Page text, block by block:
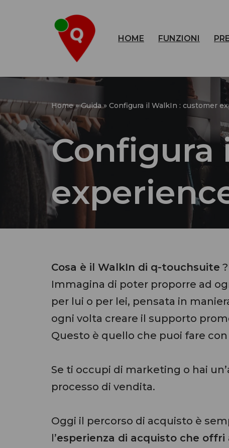
HOME FUNZIONI
Home»Guida» Configura il WalkIn : customer
Configura
Cosa è il WalkIn di q-touchsuite ?
Immagina di poter proporre ad
per lui o per lei, pensata in
ogni volta creare il supporto
Questo è quello che puoi fare
Se ti occupi di marketing o hai
processo di vendita.
Oggi il percorso di acquisto è
l’esperienza di acquisto che offri